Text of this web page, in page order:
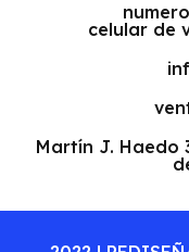
celular de
Martín J. Haedo